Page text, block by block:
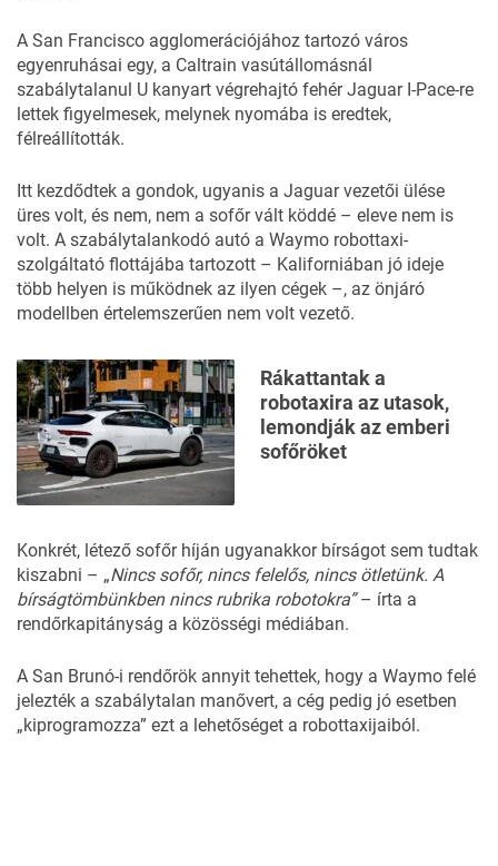
A San Francisco agglomerációjához tartozó város
egyenruhásai egy, a Caltrain vasútállomásnál
szabálytalanul U kanyart végrehajtó fehér Jaguar I-Pace-re
lettek figyelmesek, melynek nyomába is eredtek,
félreállították.
Itt kezdődtek a gondok, ugyanis a Jaguar vezetői ülése
üres volt, és nem, nem a sofőr vált köddé – eleve nem is
volt. A szabálytalankodó autó a Waymo robottaxi-
szolgáltató flottájába tartozott – Kaliforniában jó ideje
több helyen is működnek az ilyen cégek –, az önjáró
modellben értelemszerűen nem volt vezető.
Rákattantak a
robotaxira az utasok,
lemondják az emberi
sofőröket
Konkrét, létező sofőr híján ugyanakkor bírságot sem tudtak
kiszabni – „Nincs sofőr, nincs felelős, nincs ötletünk. A
bírságtömbünkben nincs rubrika robotokra”– írta a
rendőrkapitányság a közösségi médiában.
A San Brunó-i rendőrök annyit tehettek, hogy a Waymo felé
jelezték a szabálytalan manővert, a cég pedig jó esetben
„kiprogramozza” ezt a lehetőséget a robottaxijaiból.